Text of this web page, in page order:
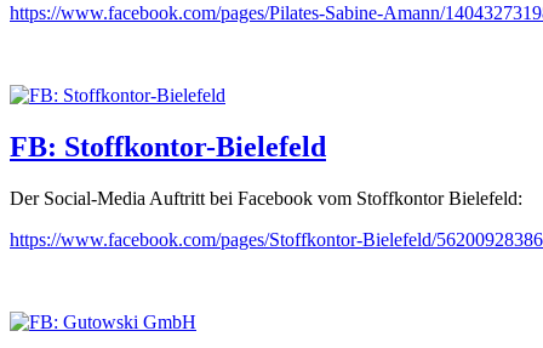
https://www.facebook.com/pages/Pilates-Sabine-Amann/
FB: Stoffkontor-Bielefeld
Der Social-Media Auftritt bei Facebook vom Stoffkontor Bielefeld:
https://www.facebook.com/pages/Stoffkontor-Bielefeld/